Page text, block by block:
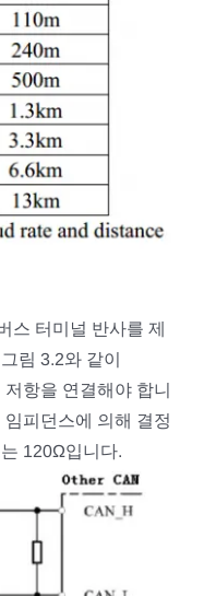
스 터미널 반사를 제
림 3.2와 같이
항을 연결해야 합니
피던스에 의해 결정
120Ω입니다.